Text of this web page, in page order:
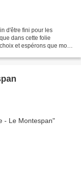
d'être fini pour les
dans cette folie
et espérons que mon